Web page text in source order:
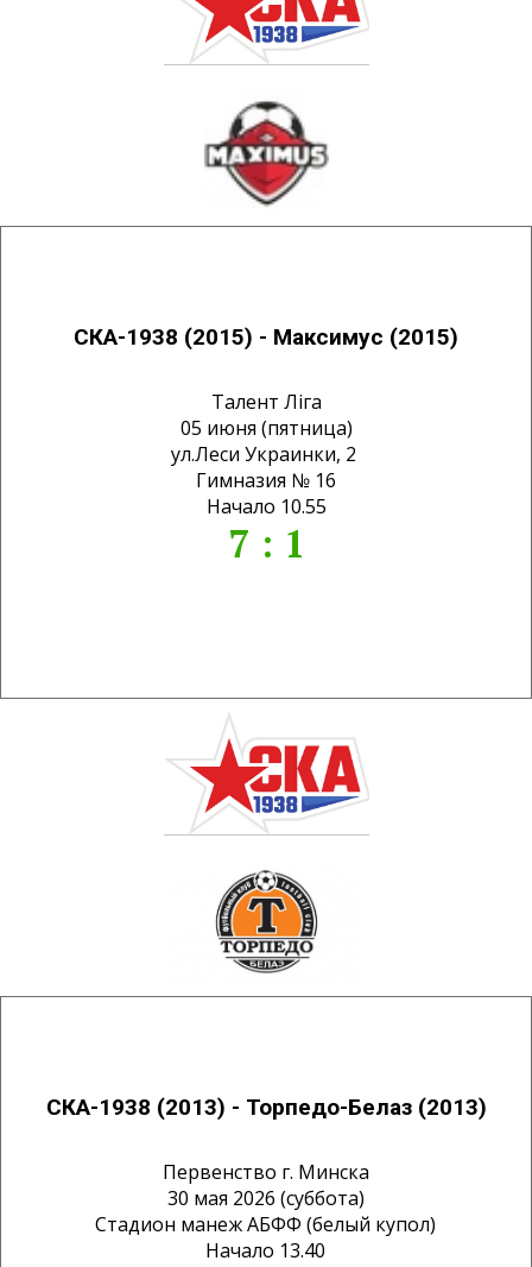
СКА-1938 (2015) - Максимус (2015)
Талент Лiга
05 июня (пятница)
ул.Леси Украинки, 2
Гимназия № 16
Начало 10.55
7 : 1
СКА-1938 (2013) - Торпедо-Белаз (2013)
Первенство г. Минска
30 мая 2026 (суббота)
Стадион манеж АБФФ (белый купол)
Начало 13.40